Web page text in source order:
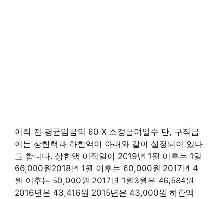
이직 전 평균임금의 60 X 소정급여일수 단, 구직급
여는 상한핵과 하한액이 아래와 같이 설정되어 있다
고 합니다. 상한액 이직일이 2019년 1월 이후는 1일
66,000원2018년 1월 이후는 60,000원 2017년 4
월 이후는 50,000원 2017년 1월3월은 46,584원
2016년은 43,416원 2015년은 43,000원 하한액